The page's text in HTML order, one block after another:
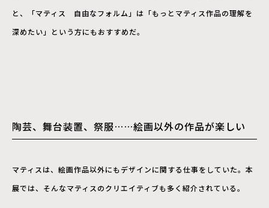
と、「マティス 自由なフォルム」は「もっとマティス作品の理解を
深めたい」という方にもおすすめだ。
陶芸、舞台装置、祭服……絵画以外の作品が楽しい
マティスは、絵画作品以外にもデザインに関する仕事をしていた。本
展では、そんなマティスのクリエイティブも多く紹介されている。